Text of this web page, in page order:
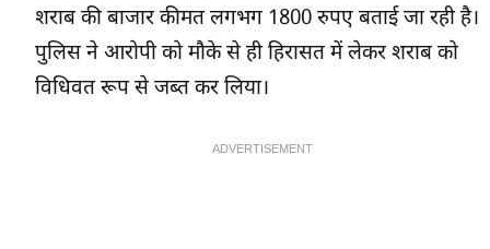
शराब की बाजार कीमत लगभग 1800 रुपए बताई जा रही है।
पुलिस ने आरोपी को मौके से ही हिरासत में लेकर शराब को
विधिवत रूप से जब्त कर लिया।
ADVERTISEMENT